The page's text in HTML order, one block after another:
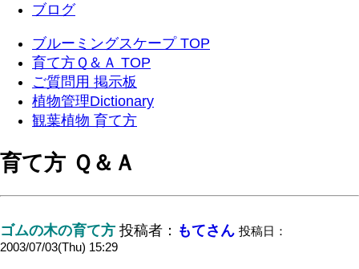
ブログ
ブルーミングスケープ TOP
育て方Ｑ＆Ａ TOP
ご質問用 掲示板
植物管理Dictionary
観葉植物 育て方
育て方 Ｑ＆Ａ
ゴムの木の育て方 投稿者： もてさん 投稿日：
2003/07/03(Thu) 15:29